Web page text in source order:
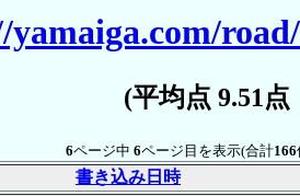
(平均点 9.51
6ページ中 6ページ目を表示(合計166
書き込み日時